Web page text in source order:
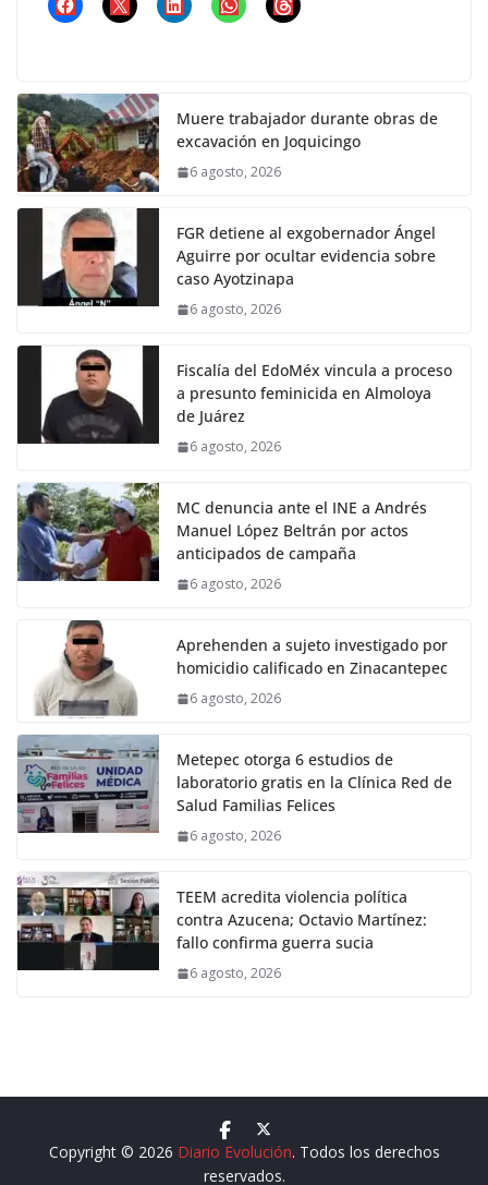
Muere trabajador durante obras de
excavación en Joquicingo
6 agosto, 2026
FGR detiene al exgobernador Ángel
Aguirre por ocultar evidencia sobre
caso Ayotzinapa
6 agosto, 2026
Fiscalía del EdoMéx vincula a proceso
a presunto feminicida en Almoloya
de Juárez
6 agosto, 2026
MC denuncia ante el INE a Andrés
Manuel López Beltrán por actos
anticipados de campaña
6 agosto, 2026
Aprehenden a sujeto investigado por
homicidio calificado en Zinacantepec
6 agosto, 2026
Metepec otorga 6 estudios de
laboratorio gratis en la Clínica Red de
Salud Familias Felices
6 agosto, 2026
TEEM acredita violencia política
contra Azucena; Octavio Martínez:
fallo confirma guerra sucia
6 agosto, 2026
Copyright © 2026 Diario Evolución. Todos los derechos
reservados.